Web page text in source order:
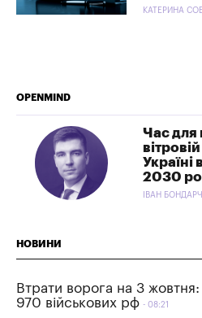
КАТЕРИНА
OPENMIND
Час для
Україні
2030
ІВАН
НОВИНИ
Втрати ворога на 3 жовтня:
970 військових рф
08:21